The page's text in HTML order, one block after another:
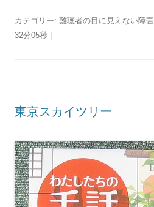
カテゴリー: 難聴者の目に見えない障害
32分05秒
東京スカイツリー